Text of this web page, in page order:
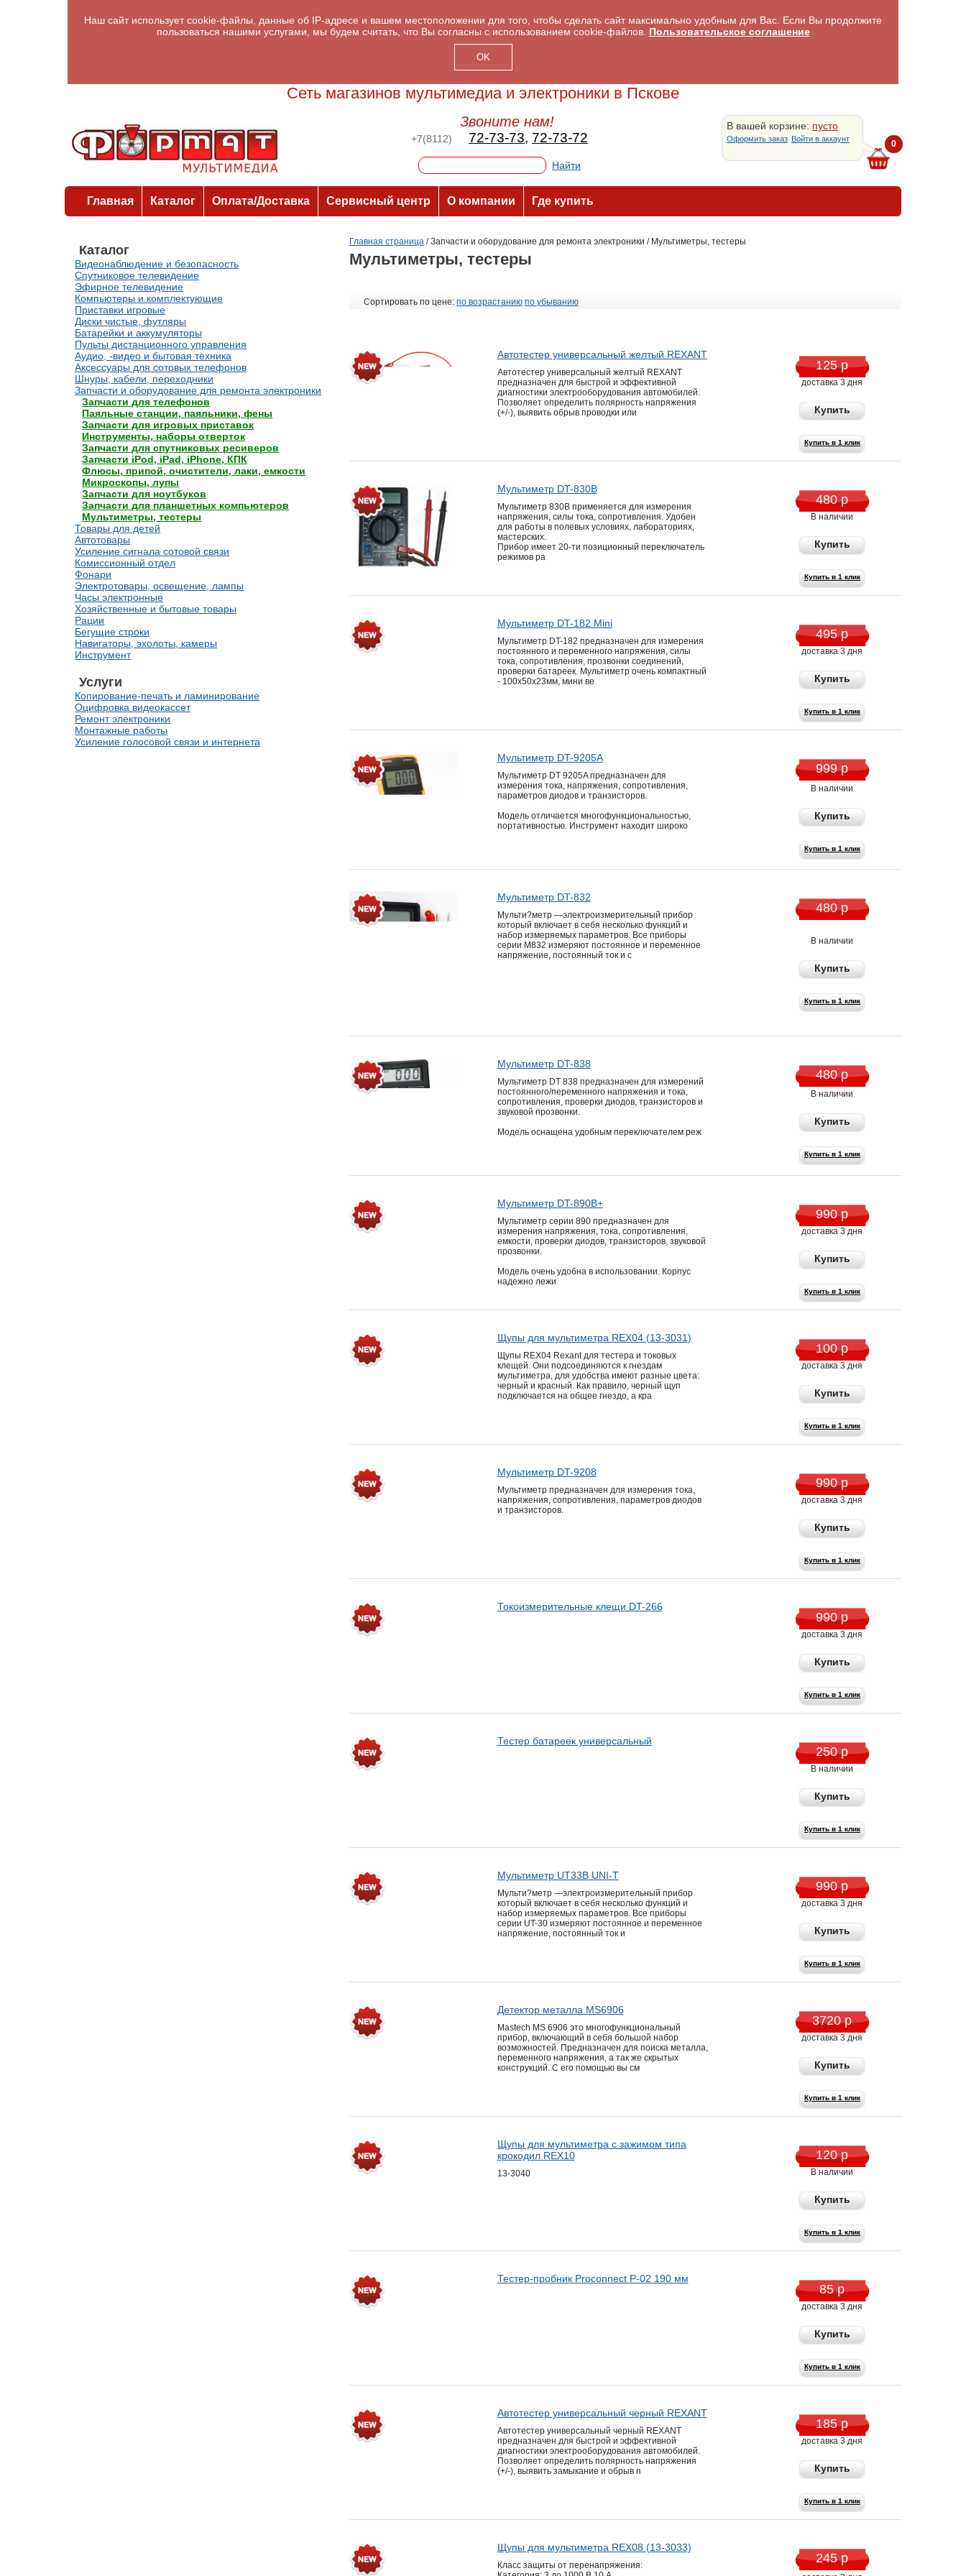
Наш сайт использует cookie-файлы, данные об IP-адресе и вашем местоположении для того, чтобы сделать сайт максимально удобным для Вас. Если Вы продолжите
пользоваться нашими услугами, мы будем считать, что Вы согласны с использованием cookie-файлов. Пользовательское соглашение
OK
Сеть магазинов мультимедиа и электроники в Пскове
Звоните нам!
+7(8112) 72-73-73, 72-73-72
В вашей корзине: пусто
Оформить заказ Войти в аккаунт 0
Главная Каталог Оплата/Доставка Сервисный центр О компании Где купить
Каталог
Видеонаблюдение и безопасность
Спутниковое телевидение
Эфирное телевидение
Компьютеры и комплектующие
Приставки игровые
Диски чистые, футляры
Батарейки и аккумуляторы
Пульты дистанционного управления
Аудио, -видео и бытовая техника
Аксессуары для сотовых телефонов
Шнуры, кабели, переходники
Запчасти и оборудование для ремонта электроники
Запчасти для телефонов
Паяльные станции, паяльники, фены
Запчасти для игровых приставок
Инструменты, наборы отверток
Запчасти для спутниковых ресиверов
Запчасти iPod, iPad, iPhone, КПК
Флюсы, припой, очистители, лаки, емкости
Микроскопы, лупы
Запчасти для ноутбуков
Запчасти для планшетных компьютеров
Мультиметры, тестеры
Товары для детей
Автотовары
Усиление сигнала сотовой связи
Комиссионный отдел
Фонари
Электротовары, освещение, лампы
Часы электронные
Хозяйственные и бытовые товары
Рации
Бегущие строки
Навигаторы, эхолоты, камеры
Инструмент
Услуги
Копирование-печать и ламинирование
Оцифровка видеокассет
Ремонт электроники
Монтажные работы
Усиление голосовой связи и интернета
Главная страница/Запчасти и оборудование для ремонта электроники / Мультиметры, тестеры
Мультиметры, тестеры
Сортировать по цене: по возрастанию по убыванию
Автотестер универсальный желтый REXANT
Автотестер универсальный желтый REXANT
предназначен для быстрой и эффективной
диагностики электрооборудования автомобилей.
Позволяет определить полярность напряжения
(+/-), выявить обрыв проводки или
125 р
доставка 3 дня
Купить
Купить в 1 клик
Мультиметр DT-830B
Мультиметр 830B применяется для измерения
напряжения, силы тока, сопротивления. Удобен
для работы в полевых условиях, лабораториях,
мастерских.
Прибор имеет 20-ти позиционный переключатель
режимов ра
480 р
В наличии
Купить
Купить в 1 клик
Мультиметр DT-182 Mini
Мультиметр DT-182 предназначен для измерения
постоянного и переменного напряжения, силы
тока, сопротивления, прозвонки соединений,
проверки батареек. Мультиметр очень компактный
- 100x50x23мм, мини ве
495 р
доставка 3 дня
Купить
Купить в 1 клик
Мультиметр DT-9205A
Мультиметр DT 9205A предназначен для
измерения тока, напряжения, сопротивления,
параметров диодов и транзисторов.
Модель отличается многофункциональностью,
портативностью. Инструмент находит широко
999 р
В наличии
Купить
Купить в 1 клик
Мультиметр DT-832
Мульти?метр —электроизмерительный прибор
который включает в себя несколько функций и
набор измеряемых параметров. Все приборы
серии M832 измеряют постоянное и переменное
напряжение, постоянный ток и с
480 р
В наличии
Купить
Купить в 1 клик
Мультиметр DT-838
Мультиметр DT 838 предназначен для измерений
постоянного/переменного напряжения и тока,
сопротивления, проверки диодов, транзисторов и
звуковой прозвонки.
Модель оснащена удобным переключателем реж
480 р
В наличии
Купить
Купить в 1 клик
Мультиметр DT-890B+
Мультиметр серии 890 предназначен для
измерения напряжения, тока, сопротивления,
емкости, проверки диодов, транзисторов, звуковой
прозвонки.
Модель очень удобна в использовании. Корпус
надежно лежи
990 р
доставка 3 дня
Купить
Купить в 1 клик
Щупы для мультиметра REX04 (13-3031)
Щупы REX04 Rexant для тестера и токовых
клещей. Они подсоединяются к гнездам
мультиметра, для удобства имеют разные цвета:
черный и красный. Как правило, черный щуп
подключается на общее гнездо, а кра
100 р
доставка 3 дня
Купить
Купить в 1 клик
Мультиметр DT-9208
Мультиметр предназначен для измерения тока,
напряжения, сопротивления, параметров диодов
и транзисторов.
990 р
доставка 3 дня
Купить
Купить в 1 клик
Токоизмерительные клещи DT-266
990 р
доставка 3 дня
Купить
Купить в 1 клик
Тестер батареек универсальный
250 р
В наличии
Купить
Купить в 1 клик
Мультиметр UT33B UNI-T
Мульти?метр —электроизмерительный прибор
который включает в себя несколько функций и
набор измеряемых параметров. Все приборы
серии UT-30 измеряют постоянное и переменное
напряжение, постоянный ток и
990 р
доставка 3 дня
Купить
Купить в 1 клик
Детектор металла MS6906
Mastech MS 6906 это многофункциональный
прибор, включающий в себя большой набор
возможностей. Предназначен для поиска металла,
переменного напряжения, а так же скрытых
конструкций. С его помощью вы см
3720 р
доставка 3 дня
Купить
Купить в 1 клик
Щупы для мультиметра с зажимом типа
крокодил REX10
13-3040
120 р
В наличии
Купить
Купить в 1 клик
Тестер-пробник Proconnect P-02 190 мм
85 р
доставка 3 дня
Купить
Купить в 1 клик
Автотестер универсальный черный REXANT
Автотестер универсальный черный REXANT
предназначен для быстрой и эффективной
диагностики электрооборудования автомобилей.
Позволяет определить полярность напряжения
(+/-), выявить замыкание и обрыв п
185 р
доставка 3 дня
Купить
Купить в 1 клик
Щупы для мультиметра REX08 (13-3033)
Класс защиты от перенапряжения:
245 р